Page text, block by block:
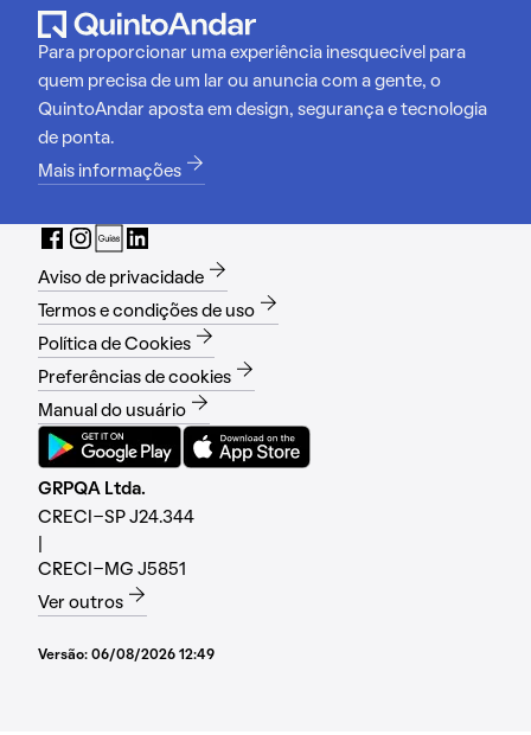
Para proporcionar uma experiência inesquecível para
quem precisa de um lar ou anuncia com a gente, o
QuintoAndar aposta em design, segurança e tecnologia
de ponta.
Mais informações
Aviso de privacidade
Termos e condições de uso
Política de Cookies
Preferências de cookies
Manual do usuário
GRPQA Ltda.
CRECI-SP J24.344
CRECI-MG J5851
Ver outros
Versão: 06/08/2026 12:49